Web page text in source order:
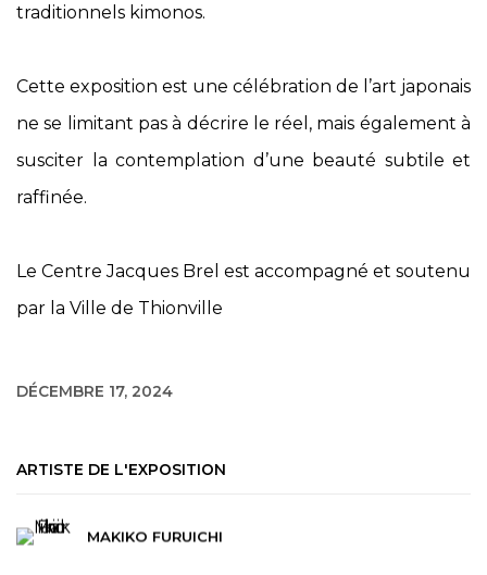
traditionnels kimonos.
Cette exposition est une célébration de l’art japonais
ne se limitant pas à décrire le réel, mais également à
susciter la contemplation d’une beauté subtile et
raffinée.
Le Centre Jacques Brel est accompagné et soutenu
par la Ville de Thionville
DÉCEMBRE 17, 2024
ARTISTE DE L'EXPOSITION
MAKIKO FURUICHI